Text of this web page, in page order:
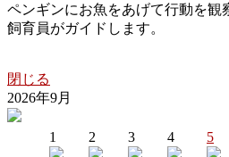
ペンギンにお魚をあげて行動を観
飼育員がガイドします。
閉じる
2026年9月
1 2 3 4 5